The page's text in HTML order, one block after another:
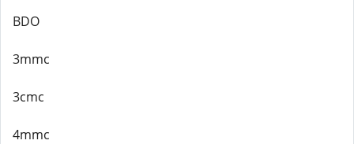
BDO
3mmc
3cmc
4mmc